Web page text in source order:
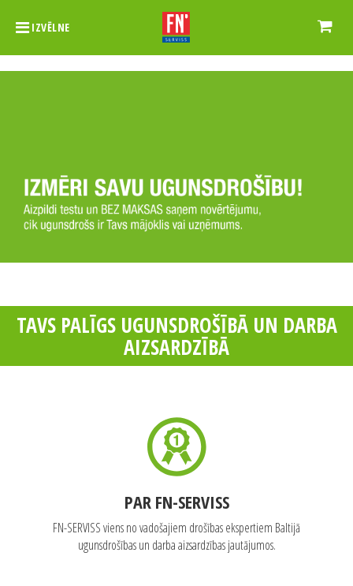
IZVĒLNE
TAVS PALĪGS UGUNSDROŠĪBĀ UN DARBA
AIZSARDZĪBĀ
PAR FN-SERVISS
FN-SERVISS viens no vadošajiem drošības ekspertiem Baltijā
ugunsdrošības un darba aizsardzības jautājumos.